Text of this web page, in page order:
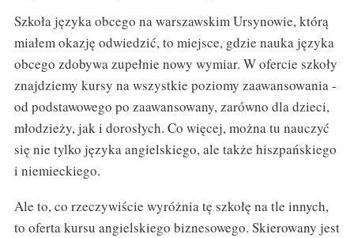
Szkoła języka obcego na warszawskim Ursynowie, którą
miałem okazję odwiedzić, to miejsce, gdzie nauka języka
obcego zdobywa zupełnie nowy wymiar. W ofercie szkoły
znajdziemy kursy na wszystkie poziomy zaawansowania -
od podstawowego po zaawansowany, zarówno dla dzieci,
młodzieży, jak i dorosłych. Co więcej, można tu nauczyć
się nie tylko języka angielskiego, ale także hiszpańskiego
i niemieckiego.
Ale to, co rzeczywiście wyróżnia tę szkołę na tle innych,
to oferta kursu angielskiego biznesowego. Skierowany jest